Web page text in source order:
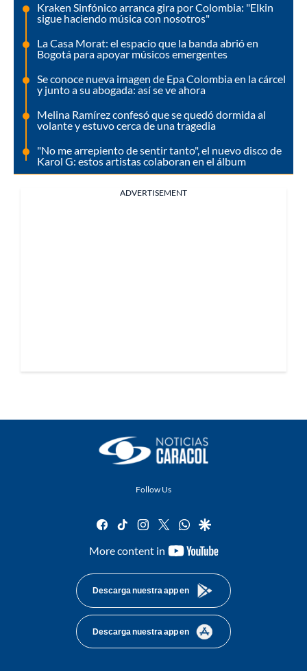
Kraken Sinfónico arranca gira por Colombia: "Elkin
sigue haciendo música con nosotros"
La Casa Morat: el espacio que la banda abrió en
Bogotá para apoyar músicos emergentes
Se conoce nueva imagen de Epa Colombia en la cárcel
y junto a su abogada: así se ve ahora
Melina Ramírez confesó que se quedó dormida al
volante y estuvo cerca de una tragedia
"No me arrepiento de sentir tanto", el nuevo disco de
Karol G: estos artistas colaboran en el álbum
ADVERTISEMENT
Follow Us
facebook
tiktok instagram
twitterwhatsapp
google
More content in
youtube-
Descarga nuestra app en
Descarga nuestra app en